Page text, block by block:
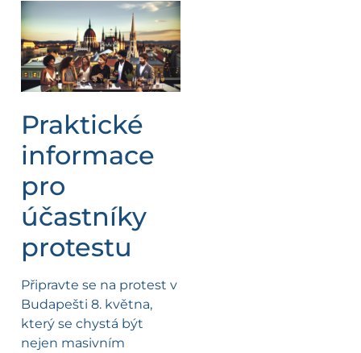
Praktické
informace
pro
účastníky
protestu
Připravte se na protest v
Budapešti 8. května,
který se chystá být
nejen masivním